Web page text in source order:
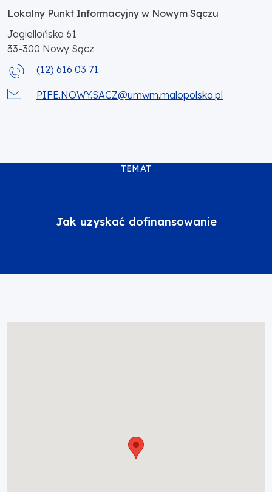
Lokalny Punkt Informacyjny w Nowym Sączu
Jagiellońska 61
33-300 Nowy Sącz
(12) 616 03 71
PIFE.NOWY.SACZ@umwm.malopolska.pl
TEMAT
Jak uzyskać dofinansowanie